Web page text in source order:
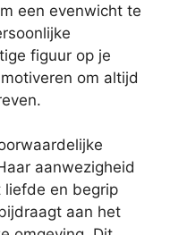
een evenwicht te
figuur op je
om altijd
aanwezigheid
liefde en begrip
aan het